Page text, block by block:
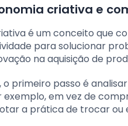
criativa e
é um conceito que
para solucionar
na aquisição de
primeiro passo é
exemplo, em vez de
a prática de trocar ou